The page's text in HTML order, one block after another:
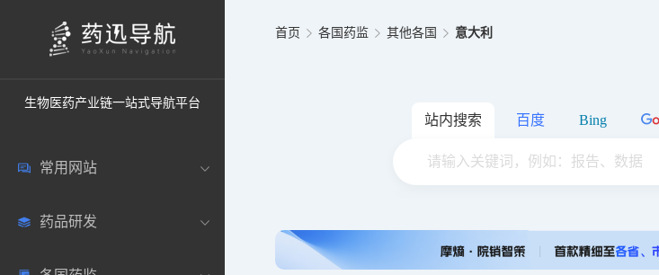
生物医药产业链一站式导航平台
常用网站
中国常用
药品研发
首页 各国药监 其他各国 意大利
站内搜索 百度 Bing